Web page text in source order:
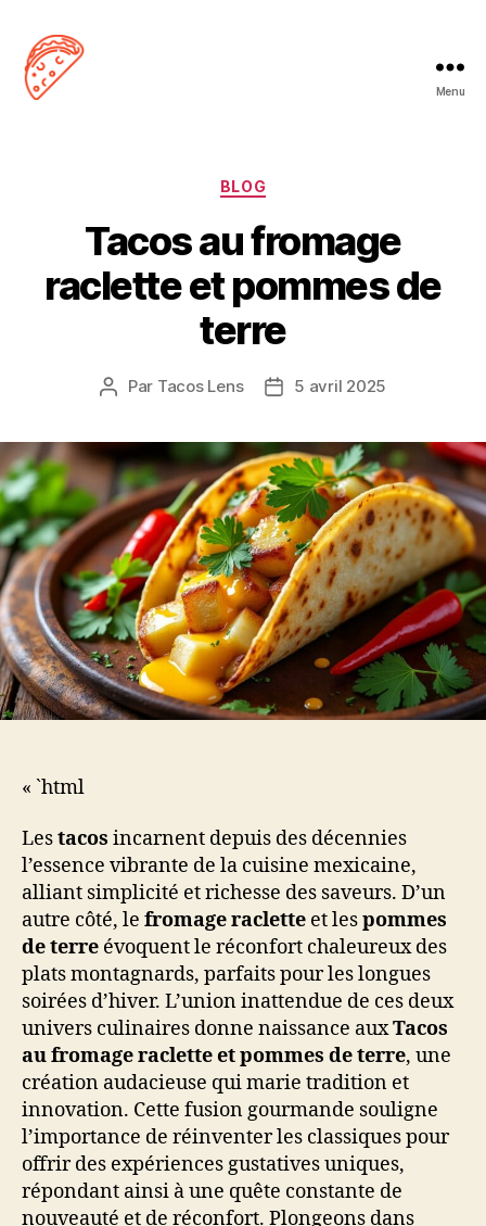
Menu
Catégories
BLOG
Tacos au fromage
raclette et pommes de
terre
Auteur
Par Tacos Lens
Date5 avril 2025
« `html
Lestacos incarnent depuis des décennies
l’essence vibrante de la cuisine mexicaine,
alliant simplicité et richesse des saveurs. D’un
autre côté, le fromage raclette et lespommes
de terre évoquent le réconfort chaleureux des
plats montagnards, parfaits pour les longues
soirées d’hiver. L’union inattendue de ces deux
univers culinaires donne naissance auxTacos
au fromage raclette et pommes de terre, une
création audacieuse qui marie tradition et
innovation. Cette fusion gourmande souligne
l’importance de réinventer les classiques pour
offrir des expériences gustatives uniques,
répondant ainsi à une quête constante de
nouveauté et de réconfort. Plongeons dans